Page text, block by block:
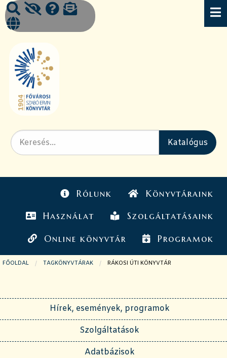
Rólunk Könyvtáraink
Használat Szolgáltatásaink
Online könyvtár Programok
FŐOLDAL TAGKÖNYVTÁRAK JELENLEGI OLDAL:
RÁKOSI ÚTI KÖNYVTÁR
Hírek, események, programok
Szolgáltatások
Adatbázisok